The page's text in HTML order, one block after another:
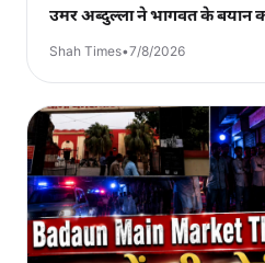
उमर अब्दुल्ला ने भागवत के बयान
Shah Times•7/8/2026